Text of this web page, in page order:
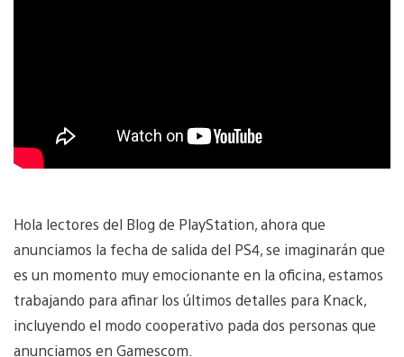
Hola lectores del Blog de PlayStation, ahora que
anunciamos la fecha de salida del PS4, se imaginarán que
es un momento muy emocionante en la oficina, estamos
trabajando para afinar los últimos detalles para Knack,
incluyendo el modo cooperativo pada dos personas que
anunciamos en Gamescom.